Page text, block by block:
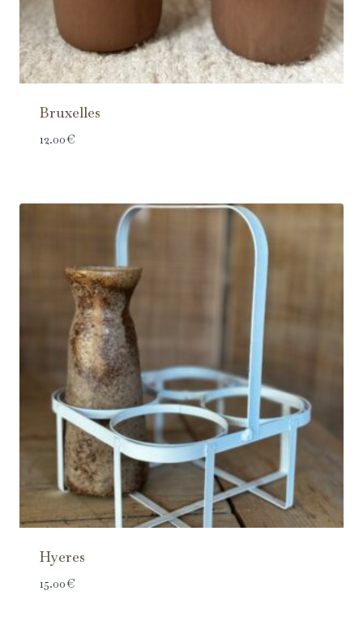
Bruxelles
12.00€
Hyeres
15.00€